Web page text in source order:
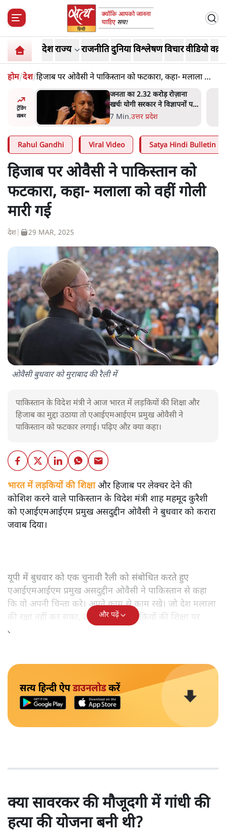
देशराज्य राजनीतिदुनियाविश्लेषणविचारवीडियो
होम/देश/हिजाब पर ओवैसी ने पाकिस्तान को फटकारा, कहा- मलाला को
वहीं गोली मारी गई
ट्रेंडिंग
ख़बर
पर
उलटबांसीः राष्ट्र के चरित्र की मरम्मत
जारी है
11 Min.व्यंग्य/उलटबाँसी
Rahul Gandhi Viral Video Satya Hindi Bulletin
हिजाब पर ओवैसी ने पाकिस्तान को
फटकारा, कहा- मलाला को वहीं गोली
मारी गई
देश 29 MAR, 2025
ओवैसी बुधवार को मुराबाद की रैली में
पाकिस्तान के विदेश मंत्री ने आज भारत में लड़कियों की शिक्षा और
हिजाब का मुद्दा उठाया तो एआईएमआईएम प्रमुख ओवैसी ने
पाकिस्तान को फटकार लगाई। पढ़िए औऱ क्या कहा।
भारत में लड़कियों की शिक्षाऔर हिजाब पर लेक्चर देने की
कोशिश करने वाले पाकिस्तान के विदेश मंत्री शाह महमूद कुरैशी
को एआईएमआईएम प्रमुख असदुद्दीन ओवैसी ने बुधवार को करारा
जवाब दिया।
यूपी में बुधवार को एक चुनावी रैली को संबोधित करते हुए
एआईएमआईएम प्रमुख असदुद्दीन ओवैसी ने पाकिस्तान से कहा
कि वो अपनी चिन्ता करे। अपने काम से काम रखे। जो देश मलाला
की रक्षा नहीं कर सका, उसे भारत को लड़कियों की शिक्षा पर
लेक्चर नहीं देना चाहिए।
और पढ़ें
सत्य हिन्दी ऐपडाउनलोडकरें
क्या सावरकर की मौजूदगी में गांधी की
हत्या की योजना बनी थी?